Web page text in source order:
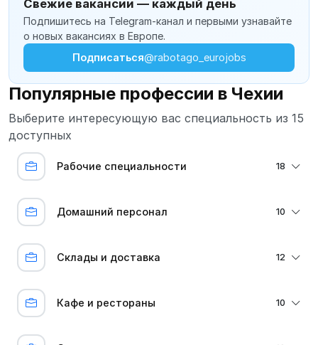
Свежие вакансии — каждый день
Подпишитесь на Telegram-канал и первыми узнавайте
о новых вакансиях в Европе.
Подписаться@rabotago_eurojobs
Популярные профессии в Чехии
Выберите интересующую вас специальность из 15
доступных
Рабочие специальности 18
Домашний персонал 10
Склады и доставка 12
Кафе и рестораны 10